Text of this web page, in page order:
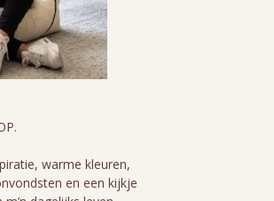
warme kleuren,
en een kijkje